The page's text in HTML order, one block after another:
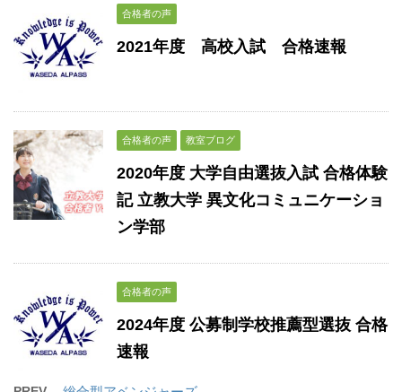
合格者の声
2021年度 高校入試 合格速報
合格者の声 教室ブログ
2020年度 大学自由選抜入試 合格体験
記 立教大学 異文化コミュニケーショ
ン学部
合格者の声
2024年度 公募制学校推薦型選抜 合格
速報